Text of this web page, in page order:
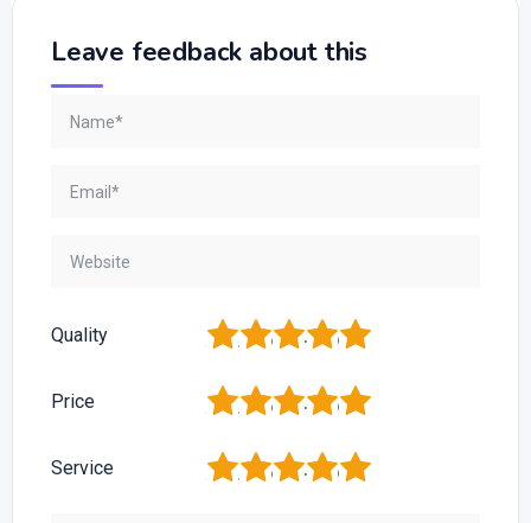
Leave feedback about this
Quality 5
4
3
2
Price 5
4
3
2
Service 5
4
3
2